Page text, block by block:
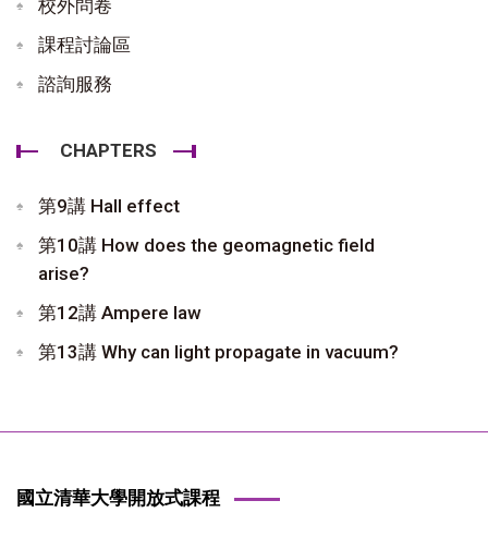
校外問卷
課程討論區
諮詢服務
CHAPTERS
第9講 Hall effect
第10講 How does the geomagnetic field
arise?
第12講 Ampere law
第13講 Why can light propagate in vacuum?
國立清華大學開放式課程